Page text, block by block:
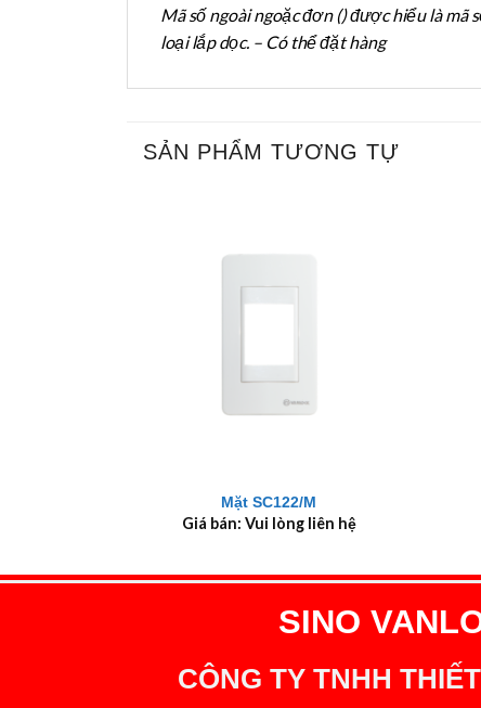
Mã số ngoài ngoặc đơn () được hiểu là mã
loại lắp dọc. – Có thể đặt hàng
SẢN PHẨM TƯƠNG TỰ
Mặt SC122/M
Giá bán: Vui lòng liên hệ
SINO
CÔNG TY TNHH